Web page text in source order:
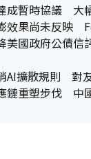
成暫時協議 大
效果尚未反映
美國政府公債信
AI擴散規則 對
鏈重塑步伐 中